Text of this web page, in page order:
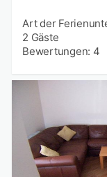
Art der
2 Gäste
Bewertungen: 4